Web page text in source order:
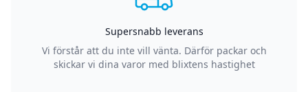
Supersnabb leverans
Vi förstår att du inte vill vänta. Därför packar och
skickar vi dina varor med blixtens hastighet